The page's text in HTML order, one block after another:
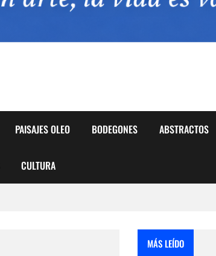
PAISAJES OLEO BODEGONES ABSTRACTOS
CULTURA
MÁS LEÍDO